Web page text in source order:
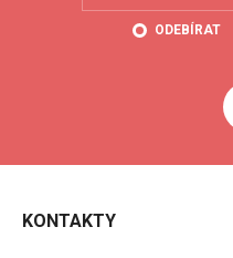
ODEBÍRAT
KONTAKTY